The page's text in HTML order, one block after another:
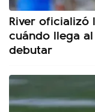
River oficializó
cuándo llega
debutar